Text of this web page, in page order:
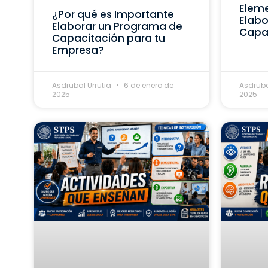
¿Por qué es Importante
Elaborar un Programa de
Capacitación para tu
Empresa?
Asdrubal Urrutia
6 de enero de
2025
2025